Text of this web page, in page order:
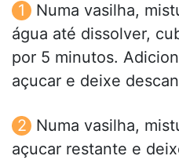
Numa vasilha,
água até dissolver,
por 5 minutos.
açucar e deixe
Numa vasilha,
açucar restante e